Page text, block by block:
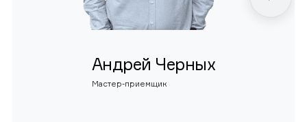
Андрей Черных
Мастер-приемщик